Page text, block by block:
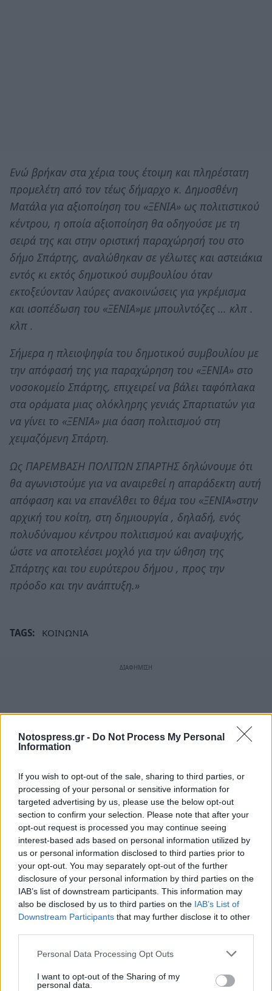
Notospress.gr - Do Not Process My Personal
Information
If you wish to opt-out of the sale, sharing to third parties, or
processing of your personal or sensitive information for
targeted advertising by us, please use the below opt-out
section to confirm your selection. Please note that after your
opt-out request is processed you may continue seeing
interest-based ads based on personal information utilized by
us or personal information disclosed to third parties prior to
your opt-out. You may separately opt-out of the further
disclosure of your personal information by third parties on the
IAB’s list of downstream participants. This information may
also be disclosed by us to third parties on the IAB’s List of
Downstream Participants that may further disclose it to other
Personal Data Processing Opt Outs
I want to opt-out of the Sharing of my
personal data.
Ενώ βρήκαν στα χέρια τους έτοιμη και πληρέστατη
προμελέτη από τον τέως δήμαρχο κ. Δημοσθένη
Ματάλα για αξιοποίηση του «ΞΕΝΙΑ» ως πολιτιστικού
κέντρου, η οποία αξιοποίηση θα οδηγούσε με τη
σειρά της και στην οριστική παραχώρησή του στο
δήμο Σπάρτης, αναλώθηκαν σε γέλωτες και αστειάκια
εντός κι εκτός δημοτικού συμβουλίου όταν
εκτοξεύονταν λαύρες ανακοινώσεις για γκρέμισμα
και ισοπέδωση του «ΞΕΝΙΑ»με μπουλντόζες … κλπ .
κλπ .
Σήμερα η πλειοψηφία του δημοτικού συμβουλίου με
την απόφασή της για παραχώρηση του «ΞΕΝΙΑ» στο
νοσοκομείο Σπάρτης, επιχειρεί να βάλει ταφόπλακα
στα οράματα μιας ολόκληρης γενιάς Σπαρτιατών για
να γίνει το «ΞΕΝΙΑ» μια όαση πολιτισμού στη
χειμαζόμενη Σπάρτη.
Ως ΠΑΡΕΜΒΑΣΗ ΠΟΛΙΤΩΝ ΣΠΑΡΤΗΣ δηλώνουμε ότι
θα αγωνιστούμε για να αναιρεθεί η απαράδεκτη αυτή
απόφαση και να επανέλθει το θέμα του «ΞΕΝΙΑ»στην
αρχική του κοίτη, στη δημιουργία , δηλαδή, ενός
πολυδύναμου κέντρου πολιτισμού και αναψυχής,
ώστε να αποτελέσει μοχλό για την ώθηση της
Σπάρτης και του ευρύτερου δήμου , προς την
πρόοδο και την ανάπτυξη.»
TAGS: ΚΟΙΝΩΝΙΑ